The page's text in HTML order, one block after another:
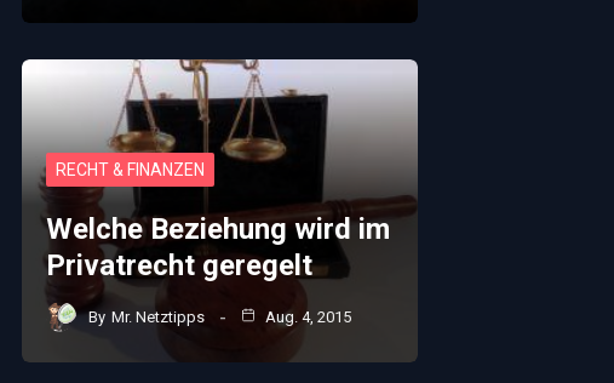
RECHT & FINANZEN
Welche Beziehung wird im
Privatrecht geregelt
By Mr. Netztipps Aug. 4, 2015